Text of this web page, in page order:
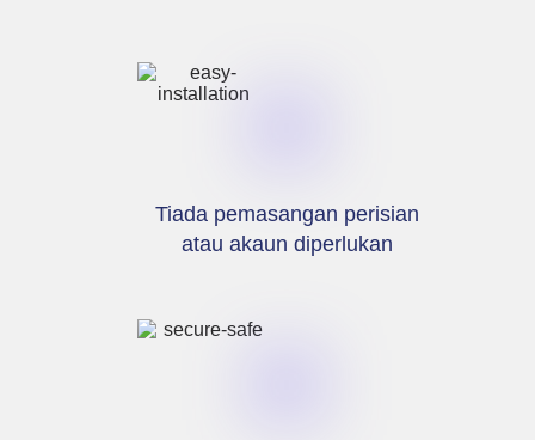
Tiada pemasangan perisian
atau akaun diperlukan